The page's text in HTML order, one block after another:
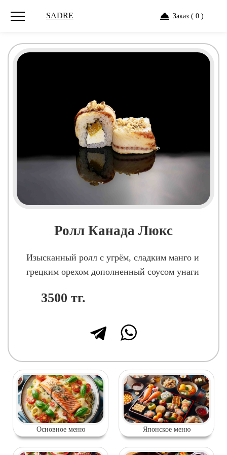
SADRE Заказ ( 0 )
Ролл Канада Люкс
Изысканный ролл с угрём, сладким манго и
грецким орехом дополненный соусом унаги
3500 тг.
Основное меню Японское меню